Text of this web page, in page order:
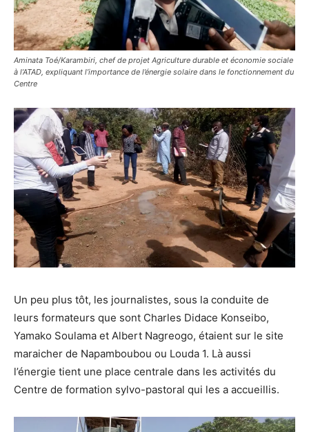
Aminata Toé/Karambiri, chef de projet Agriculture durable et économie sociale
à l’ATAD, expliquant l’importance de l’énergie solaire dans le fonctionnement du
Centre
Un peu plus tôt, les journalistes, sous la conduite de
leurs formateurs que sont Charles Didace Konseibo,
Yamako Soulama et Albert Nagreogo, étaient sur le site
maraicher de Napamboubou ou Louda 1. Là aussi
l’énergie tient une place centrale dans les activités du
Centre de formation sylvo-pastoral qui les a accueillis.